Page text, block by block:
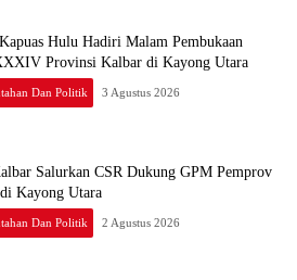
Hulu Hadiri Malam Pembukaan
Provinsi Kalbar di Kayong Utara
Dan Politik 3 Agustus 2026
Salurkan CSR Dukung GPM Pemprov
Kayong Utara
Dan Politik 2 Agustus 2026